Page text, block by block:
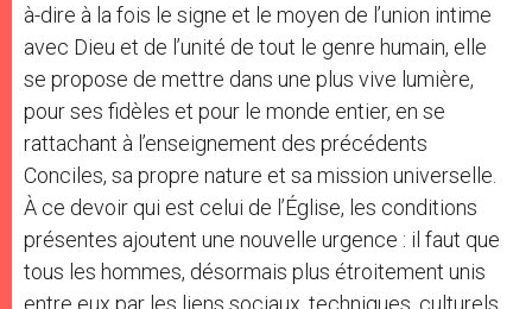
à-dire à la fois le signe et le moyen de l’union intime
avec Dieu et de l’unité de tout le genre humain, elle
se propose de mettre dans une plus vive lumière,
pour ses fidèles et pour le monde entier, en se
rattachant à l’enseignement des précédents
Conciles, sa propre nature et sa mission universelle.
À ce devoir qui est celui de l’Église, les conditions
présentes ajoutent une nouvelle urgence : il faut que
tous les hommes, désormais plus étroitement unis